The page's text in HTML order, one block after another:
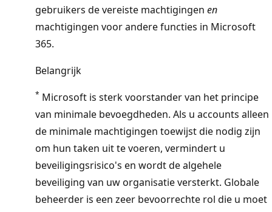
gebruikers de vereiste machtigingen en
machtigingen voor andere functies in Microsoft
365.
Belangrijk
* Microsoft is sterk voorstander van het principe
van minimale bevoegdheden. Als u accounts alleen
de minimale machtigingen toewijst die nodig zijn
om hun taken uit te voeren, vermindert u
beveiligingsrisico's en wordt de algehele
beveiliging van uw organisatie versterkt. Globale
beheerder is een zeer bevoorrechte rol die u moet